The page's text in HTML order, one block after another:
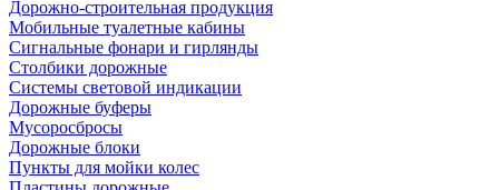
Дорожно-строительная продукция
Мобильные туалетные кабины
Сигнальные фонари и гирлянды
Столбики дорожные
Системы световой индикации
Дорожные буферы
Мусоросбросы
Дорожные блоки
Пункты для мойки колес